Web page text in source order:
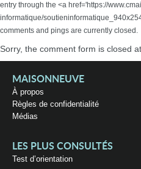
entry through the <a href='https://
informatique/
comments and pings are currently closed.
Sorry, the comment form is closed
MAISONNEUVE
À propos
Règles de confidentialité
Médias
LES PLUS CONSULTÉS
Test d’orientation